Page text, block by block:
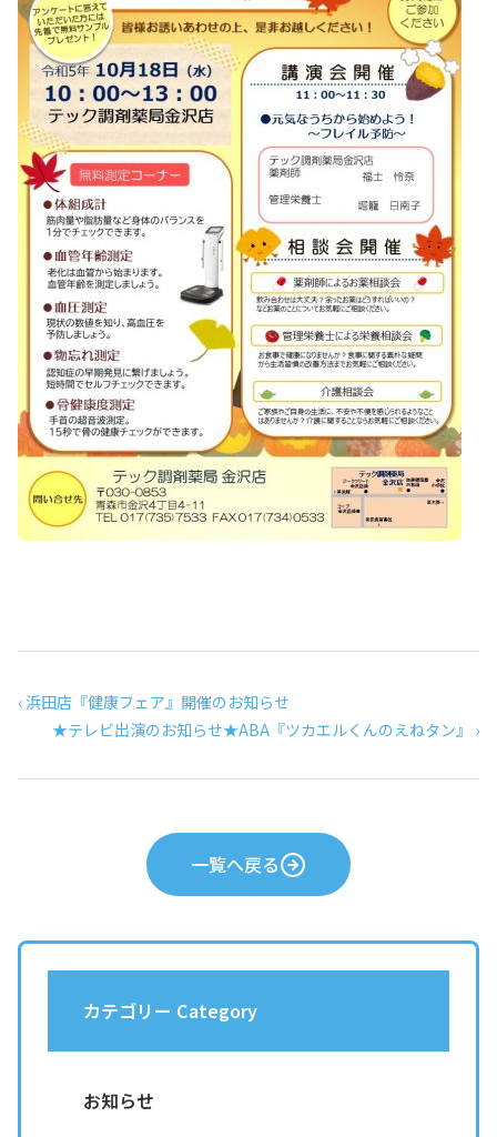
‹ 浜田店『健康フェア』開催のお知らせ
★テレビ出演のお知らせ★ABA『ツカエルくんのえねタン』 ›
一覧へ戻る
カテゴリー Category
お知らせ